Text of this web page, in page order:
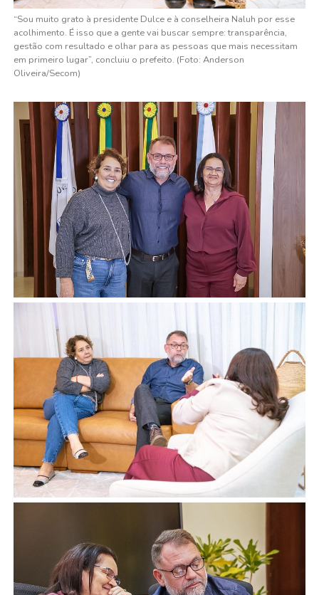
“Sou muito grato à presidente Dulce e à conselheira Naluh por esse
acolhimento. É isso que a gente vai buscar sempre: transparência,
gestão com resultado e olhar para as pessoas que mais necessitam
em primeiro lugar”, concluiu o prefeito. (Foto: Anderson
Oliveira/Secom)